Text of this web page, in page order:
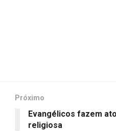
Próximo
Evangélicos fazem
religiosa